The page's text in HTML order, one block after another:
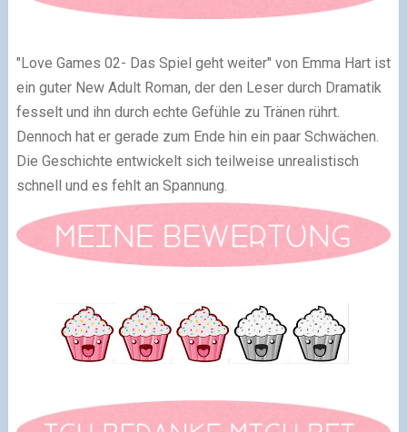
"Love Games 02- Das Spiel geht weiter" von Emma Hart ist
ein guter New Adult Roman, der den Leser durch Dramatik
fesselt und ihn durch echte Gefühle zu Tränen rührt.
Dennoch hat er gerade zum Ende hin ein paar Schwächen.
Die Geschichte entwickelt sich teilweise unrealistisch
schnell und es fehlt an Spannung.